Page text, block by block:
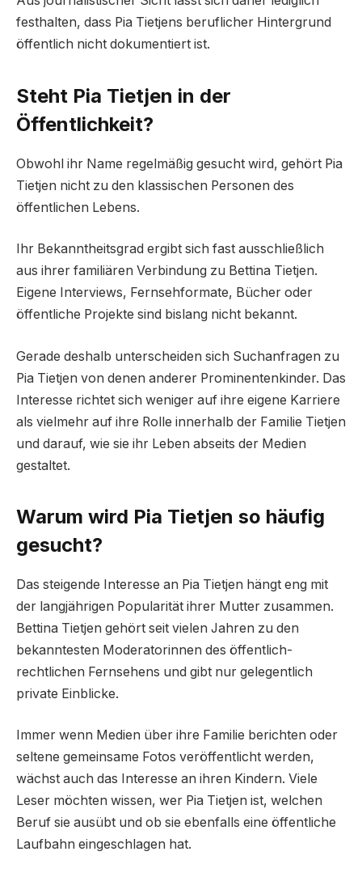
festhalten, dass Pia Tietjens beruflicher Hintergrund
öffentlich nicht dokumentiert ist.
Steht Pia Tietjen in der
Öffentlichkeit?
Obwohl ihr Name regelmäßig gesucht wird, gehört Pia
Tietjen nicht zu den klassischen Personen des
öffentlichen Lebens.
Ihr Bekanntheitsgrad ergibt sich fast ausschließlich
aus ihrer familiären Verbindung zu Bettina Tietjen.
Eigene Interviews, Fernsehformate, Bücher oder
öffentliche Projekte sind bislang nicht bekannt.
Gerade deshalb unterscheiden sich Suchanfragen zu
Pia Tietjen von denen anderer Prominentenkinder. Das
Interesse richtet sich weniger auf ihre eigene Karriere
als vielmehr auf ihre Rolle innerhalb der Familie Tietjen
und darauf, wie sie ihr Leben abseits der Medien
gestaltet.
Warum wird Pia Tietjen so häufig
gesucht?
Das steigende Interesse an Pia Tietjen hängt eng mit
der langjährigen Popularität ihrer Mutter zusammen.
Bettina Tietjen gehört seit vielen Jahren zu den
bekanntesten Moderatorinnen des öffentlich-
rechtlichen Fernsehens und gibt nur gelegentlich
private Einblicke.
Immer wenn Medien über ihre Familie berichten oder
seltene gemeinsame Fotos veröffentlicht werden,
wächst auch das Interesse an ihren Kindern. Viele
Leser möchten wissen, wer Pia Tietjen ist, welchen
Beruf sie ausübt und ob sie ebenfalls eine öffentliche
Laufbahn eingeschlagen hat.